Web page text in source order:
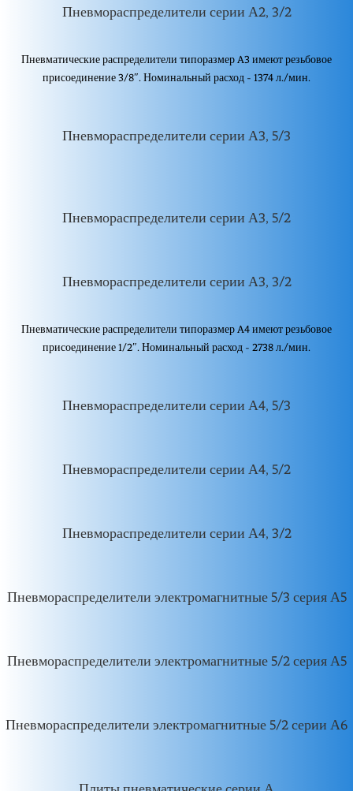
Пневмораспределители серии А2, 3/2
Пневматические распределители типоразмер A3 имеют резьбовое
присоединение 3/8″. Номинальный расход - 1374 л./мин.
Пневмораспределители серии А3, 5/3
Пневмораспределители серии А3, 5/2
Пневмораспределители серии А3, 3/2
Пневматические распределители типоразмер A4 имеют резьбовое
присоединение 1/2″. Номинальный расход - 2738 л./мин.
Пневмораспределители серии А4, 5/3
Пневмораспределители серии А4, 5/2
Пневмораспределители серии А4, 3/2
Пневмораспределители электромагнитные 5/3 серия А5
Пневмораспределители электромагнитные 5/2 серия А5
Пневмораспределители электромагнитные 5/2 серии А6